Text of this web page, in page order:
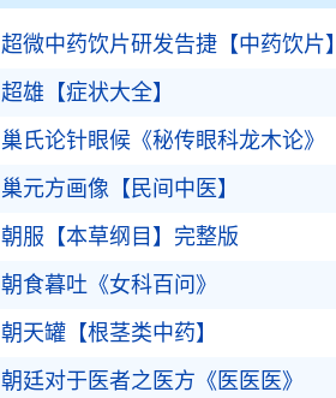
超微中药饮片研发告捷【中药饮片】
超雄【症状大全】
巢氏论针眼候《秘传眼科龙木论》
巢元方画像【民间中医】
朝服【本草纲目】完整版
朝食暮吐《女科百问》
朝天罐【根茎类中药】
朝廷对于医者之医方《医医医》